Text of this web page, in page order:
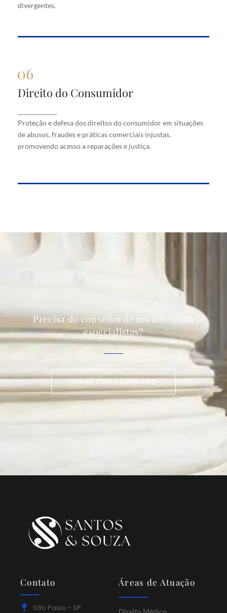
divergentes.
Direito do Consumidor
Proteção e defesa dos direitos do consumidor em situações
de abusos, fraudes e práticas comerciais injustas,
promovendo acesso a reparações e justiça.
Direito do Consumidor
situações de abusos, fraudes e práticas comerciais
injustas, promovendo acesso a reparações e justiça.
Precisa do conselho de um advogado
especialistas?
FALAR COM ADVOGADO
Contato
São Paulo - SP
Áreas de Atuação
Direito Médico